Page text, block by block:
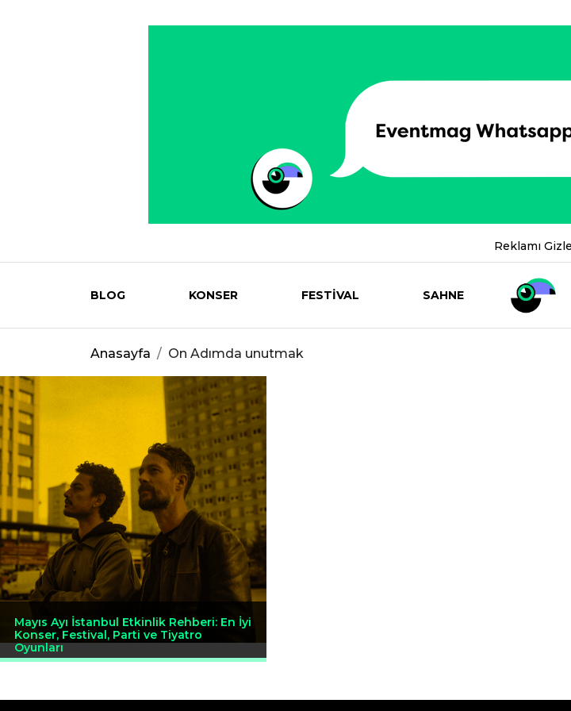
Reklamı Gizle
Eventmag
BLOG KONSER FESTİVAL SAHNE
Anasayfa On Adımda unutmak
Mayıs Ayı İstanbul Etkinlik Rehberi: En İyi
Konser, Festival, Parti ve Tiyatro
Oyunları